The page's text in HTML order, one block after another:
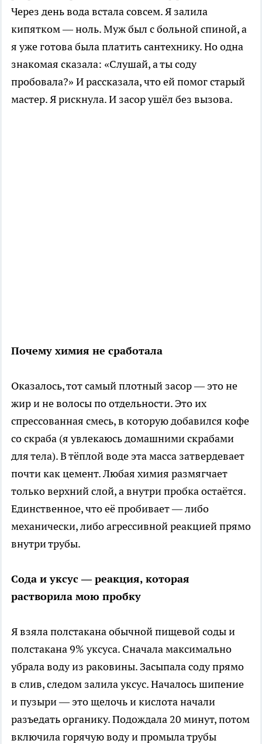
Через день вода встала совсем. Я залила
кипятком — ноль. Муж был с больной спиной, а
я уже готова была платить сантехнику. Но одна
знакомая сказала: «Слушай, а ты соду
пробовала?» И рассказала, что ей помог старый
мастер. Я рискнула. И засор ушёл без вызова.
Почему химия не сработала
Оказалось, тот самый плотный засор — это не
жир и не волосы по отдельности. Это их
спрессованная смесь, в которую добавился кофе
со скраба (я увлекаюсь домашними скрабами
для тела). В тёплой воде эта масса затвердевает
почти как цемент. Любая химия размягчает
только верхний слой, а внутри пробка остаётся.
Единственное, что её пробивает — либо
механически, либо агрессивной реакцией прямо
внутри трубы.
Сода и уксус — реакция, которая
растворила мою пробку
Я взяла полстакана обычной пищевой соды и
полстакана 9% уксуса. Сначала максимально
убрала воду из раковины. Засыпала соду прямо
в слив, следом залила уксус. Началось шипение
и пузыри — это щелочь и кислота начали
разъедать органику. Подождала 20 минут, потом
включила горячую воду и промыла трубы